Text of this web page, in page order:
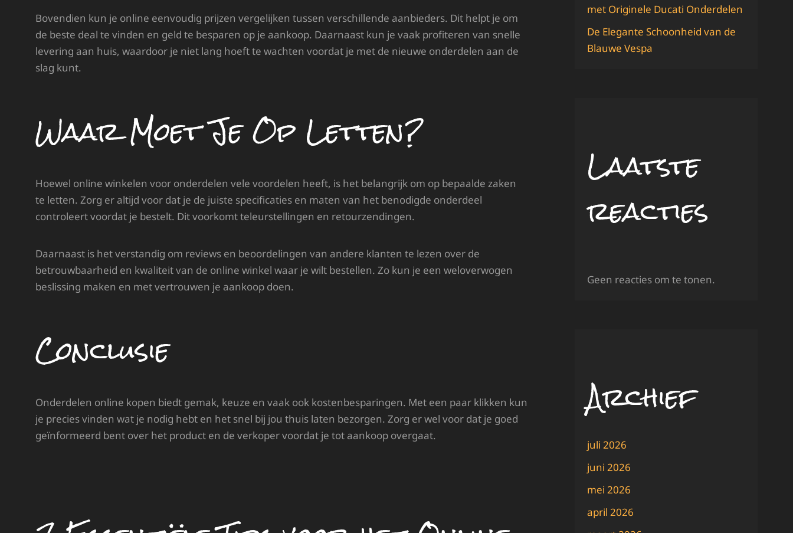
Bovendien kun je online eenvoudig prijzen vergelijken tussen verschillende aanbieders. Dit helpt je om
de beste deal te vinden en geld te besparen op je aankoop. Daarnaast kun je vaak profiteren van snelle
levering aan huis, waardoor je niet lang hoeft te wachten voordat je met de nieuwe onderdelen aan de
slag kunt.
Waar Moet Je Op Letten?
Hoewel online winkelen voor onderdelen vele voordelen heeft, is het belangrijk om op bepaalde zaken
te letten. Zorg er altijd voor dat je de juiste specificaties en maten van het benodigde onderdeel
controleert voordat je bestelt. Dit voorkomt teleurstellingen en retourzendingen.
Daarnaast is het verstandig om reviews en beoordelingen van andere klanten te lezen over de
betrouwbaarheid en kwaliteit van de online winkel waar je wilt bestellen. Zo kun je een weloverwogen
beslissing maken en met vertrouwen je aankoop doen.
Conclusie
Onderdelen online kopen biedt gemak, keuze en vaak ook kostenbesparingen. Met een paar klikken kun
je precies vinden wat je nodig hebt en het snel bij jou thuis laten bezorgen. Zorg er wel voor dat je goed
geïnformeerd bent over het product en de verkoper voordat je tot aankoop overgaat.
met Originele Ducati Onderdelen
De Elegante Schoonheid van de
Blauwe Vespa
Laatste
reacties
Geen reacties om te tonen.
Archief
juli 2026
juni 2026
mei 2026
april 2026